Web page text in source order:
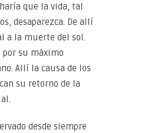
que la vida, tal
desaparezca. De allí
a la muerte del sol.
su máximo
Allí la causa de los
su retorno de la
desde siempre